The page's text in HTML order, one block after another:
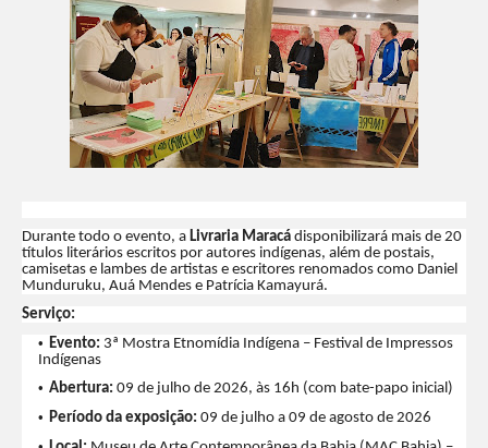
Durante todo o evento, a Livraria Maracá disponibilizará mais de 20
títulos literários escritos por autores indígenas, além de postais,
camisetas e lambes de artistas e escritores renomados como Daniel
Munduruku, Auá Mendes e Patrícia Kamayurá.
Serviço:
Evento: 3ª Mostra Etnomídia Indígena – Festival de Impressos
Indígenas
Abertura: 09 de julho de 2026, às 16h (com bate-papo inicial)
Período da exposição: 09 de julho a 09 de agosto de 2026